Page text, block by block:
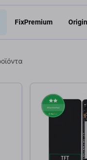
Προσθήκη
FixPremium